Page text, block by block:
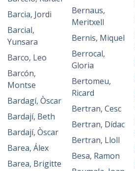
Barcia, Jordi
Barcial,
Yunsara
Barco, Leo
Barcón,
Montse
Bardagí, Òscar
Bardají, Beth
Bardají, Òscar
Barea, Álex
Barea, Brigitte
Bernaus,
Meritxell
Bernis, Miquel
Berrocal,
Gloria
Bertomeu,
Ricard
Bertran, Cesc
Bertran, Dídac
Bertran, Lloll
Besa, Ramon